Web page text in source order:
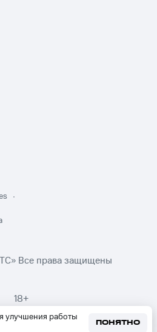
улучшения работы
ПОНЯТНО
Все права защищены
18+